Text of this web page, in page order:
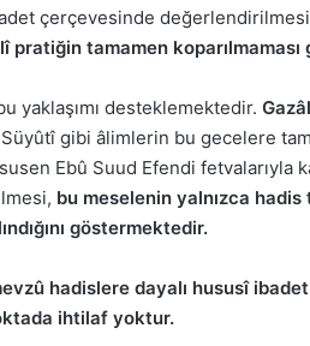
çerçevesinde
pratiğin tamamen
yaklaşımı desteklemektedir.
gibi âlimlerin bu gecelere
Ebû Suud Efendi
bu meselenin yalnızca
göstermektedir.
hadislere dayalı hususî
ihtilaf yoktur.